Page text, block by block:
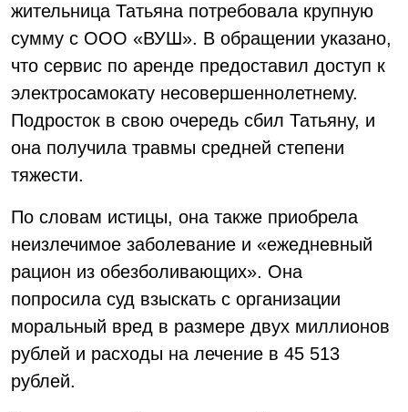
жительница Татьяна потребовала крупную
сумму с ООО «ВУШ». В обращении указано,
что сервис по аренде предоставил доступ к
электросамокату несовершеннолетнему.
Подросток в свою очередь сбил Татьяну, и
она получила травмы средней степени
тяжести.
По словам истицы, она также приобрела
неизлечимое заболевание и «ежедневный
рацион из обезболивающих». Она
попросила суд взыскать с организации
моральный вред в размере двух миллионов
рублей и расходы на лечение в 45 513
рублей.